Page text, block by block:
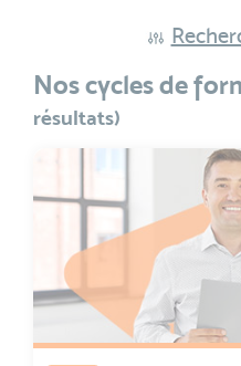
Nos cycles de
résultats)